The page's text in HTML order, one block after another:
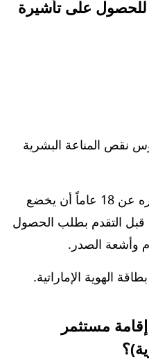
للحصول على تأشيرة
نقص المناعة البشرية
يجب على كل شخص يزيد عمره عن 18 عاماً أن يخضع
التقدم بطلب الحصول
وأشعة الصدر.
الهوية الإماراتية.
مستثمر